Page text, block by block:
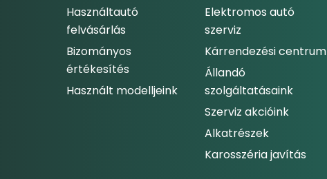
Használtautó
felvásárlás
Bizományos
értékesítés
Használt modelljeink
Elektromos autó
szerviz
Kárrendezési centrum
Állandó
szolgáltatásaink
Szerviz akcióink
Alkatrészek
Karosszéria javítás